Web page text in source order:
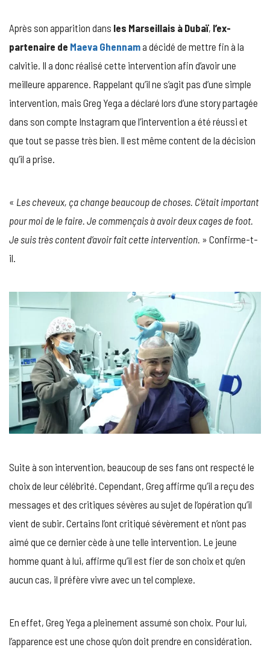
Après son apparition dans les Marseillais à Dubaï, l’ex-
partenaire de Maeva Ghennama décidé de mettre fin à la
calvitie. Il a donc réalisé cette intervention afin d’avoir une
meilleure apparence. Rappelant qu’il ne s’agit pas d’une simple
intervention, mais Greg Yega a déclaré lors d’une story partagée
dans son compte Instagram que l’intervention a été réussi et
que tout se passe très bien. Il est même content de la décision
qu’il a prise.
« Les cheveux, ça change beaucoup de choses. C’était important
pour moi de le faire. Je commençais à avoir deux cages de foot.
Je suis très content d’avoir fait cette intervention. » Confirme-t-
il.
Suite à son intervention, beaucoup de ses fans ont respecté le
choix de leur célébrité. Cependant, Greg affirme qu’il a reçu des
messages et des critiques sévères au sujet de l’opération qu’il
vient de subir. Certains l’ont critiqué sévèrement et n’ont pas
aimé que ce dernier cède à une telle intervention. Le jeune
homme quant à lui, affirme qu’il est fier de son choix et qu’en
aucun cas, il préfère vivre avec un tel complexe.
En effet, Greg Yega a pleinement assumé son choix. Pour lui,
l’apparence est une chose qu’on doit prendre en considération.